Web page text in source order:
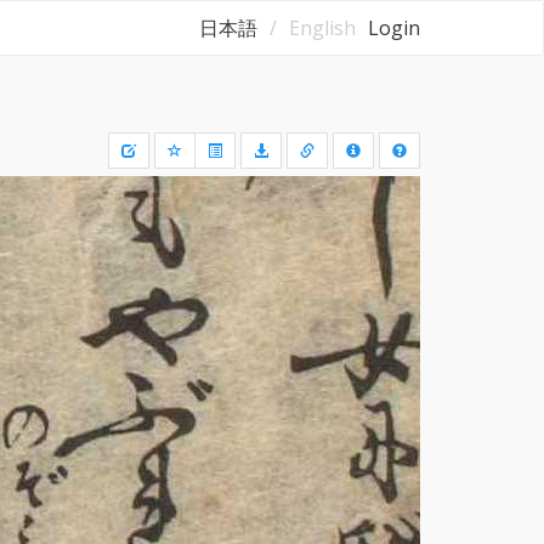
日本語 English Login
Draw
a
rectangle